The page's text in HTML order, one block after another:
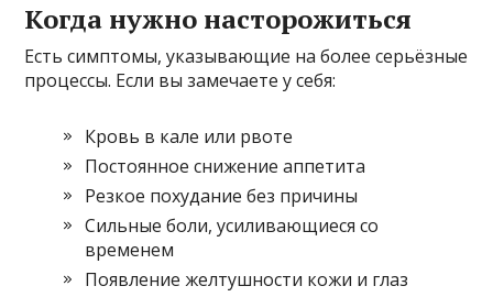
Когда нужно насторожиться
Есть симптомы, указывающие на более серьёзные
процессы. Если вы замечаете у себя:
Кровь в кале или рвоте
Постоянное снижение аппетита
Резкое похудание без причины
Сильные боли, усиливающиеся со
временем
Появление желтушности кожи и глаз